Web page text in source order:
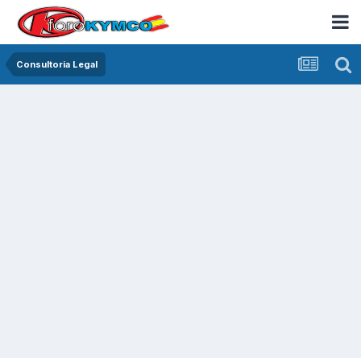
Consultoria Legal